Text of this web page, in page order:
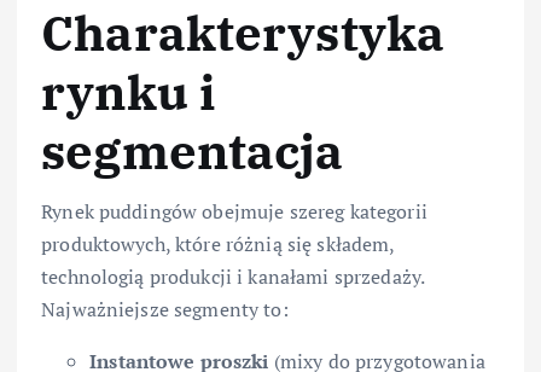
Charakterystyka
rynku i
segmentacja
Rynek puddingów obejmuje szereg kategorii
produktowych, które różnią się składem,
technologią produkcji i kanałami sprzedaży.
Najważniejsze segmenty to:
Instantowe proszki (mixy do przygotowania